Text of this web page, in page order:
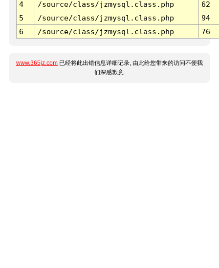
4
/source/class/jzmysql.class.php
62
5
/source/class/jzmysql.class.php
94
6
/source/class/jzmysql.class.php 76
www.365jz.com 已经将此出错信息详细记录, 由此给您带来的访问不便我
们深感歉意.